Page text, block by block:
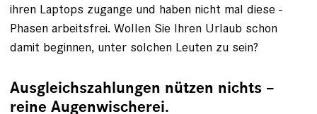
ihren Laptops zugange und haben nicht mal diese ­
Phasen arbeitsfrei. Wollen Sie Ihren Urlaub schon
damit be­ginnen, unter solchen Leuten zu sein?
Ausgleichszahlungen nützen nichts –
reine Augenwischerei.